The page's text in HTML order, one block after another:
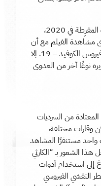
كمشاهدين ومستهلكين للواقعية المفرِطة في 2020،
مشاهدة الفيلم مع أن
فيروس الفيلم يشبه إلى حد كبير فيروس الكوفيد – 19. إلا
نوعًا آخر من العدوى
من السرديات
وقارات مختلفة،
واحد مستنفرًا المشاهد
الشعور بـ “الكارثي
إلى استخدام أدوات
التفشي الفيروسي